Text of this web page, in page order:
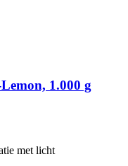
1.000 g
met licht